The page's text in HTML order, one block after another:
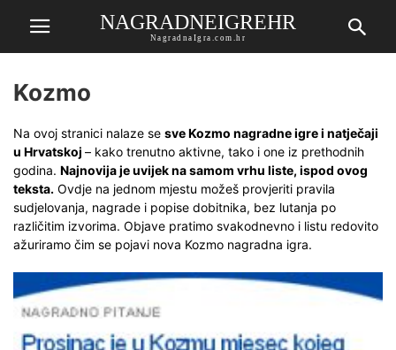
NAGRADNEIGREHR
NagradnaIgra.com.hr
Kozmo
Na ovoj stranici nalaze se sve Kozmo nagradne igre i natječaji
u Hrvatskoj – kako trenutno aktivne, tako i one iz prethodnih
godina. Najnovija je uvijek na samom vrhu liste, ispod ovog
teksta. Ovdje na jednom mjestu možeš provjeriti pravila
sudjelovanja, nagrade i popise dobitnika, bez lutanja po
različitim izvorima. Objave pratimo svakodnevno i listu redovito
ažuriramo čim se pojavi nova Kozmo nagradna igra.